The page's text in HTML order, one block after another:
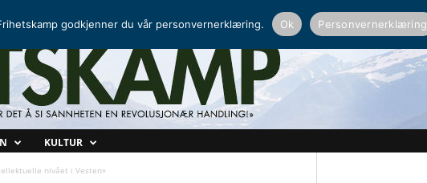
KULTUR
nivået i Vesten»
godkjenner du vår personvernerklæring. Ok Personvernerklæring